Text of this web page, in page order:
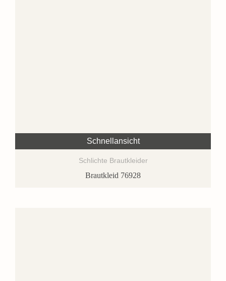
Schnellansicht
Schlichte Brautkleider
Brautkleid 76928